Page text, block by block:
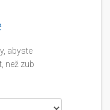
abyste
než zub